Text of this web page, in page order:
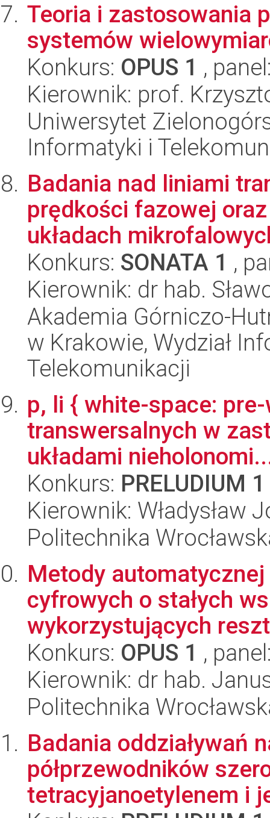
Teoria i zastosowania
systemów
Konkurs: OPUS 1 ,
Kierownik: prof.
Uniwersytet
Informatyki i
Badania nad liniami
prędkości fazowej
układach
Konkurs: SONATA 1 ,
Kierownik: dr hab.
Akademia Górniczo-
w Krakowie, Wydział
Telekomunikacji
p, li { white-space:
transwersalnych w
układami
Konkurs: PRELUDIUM 1
Kierownik: Władysław
Politechnika
Metody
cyfrowych o stałych
wykorzystujących
Konkurs: OPUS 1 ,
Kierownik: dr hab.
Politechnika
Badania oddziaływań
półprzewodników
tetracyjanoetylenem i